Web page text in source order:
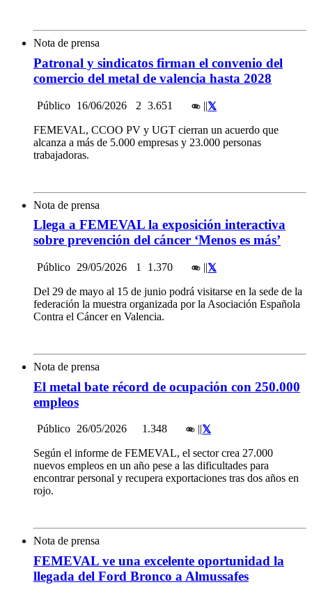
Nota de prensa
Patronal y sindicatos firman el convenio del
comercio del metal de valencia hasta 2028
Público 16/06/2026 2 3.651 ||
FEMEVAL, CCOO PV y UGT cierran un acuerdo que
alcanza a más de 5.000 empresas y 23.000 personas
trabajadoras.
Nota de prensa
Llega a FEMEVAL la exposición interactiva
sobre prevención del cáncer ‘Menos es más’
Público 29/05/2026 1 1.370 ||
Del 29 de mayo al 15 de junio podrá visitarse en la sede de la
federación la muestra organizada por la Asociación Española
Contra el Cáncer en Valencia.
Nota de prensa
El metal bate récord de ocupación con 250.000
empleos
Público 26/05/2026 1.348
Según el informe de FEMEVAL, el sector crea 27.000
nuevos empleos en un año pese a las dificultades para
encontrar personal y recupera exportaciones tras dos años en
rojo.
Nota de prensa
FEMEVAL ve una excelente oportunidad la
llegada del Ford Bronco a Almussafes